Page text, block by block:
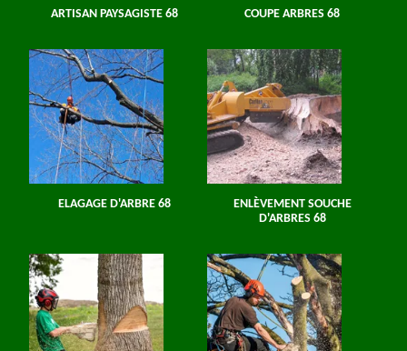
ARTISAN PAYSAGISTE 68 COUPE ARBRES 68
ELAGAGE D'ARBRE 68
ENLÈVEMENT SOUCHE
D'ARBRES 68